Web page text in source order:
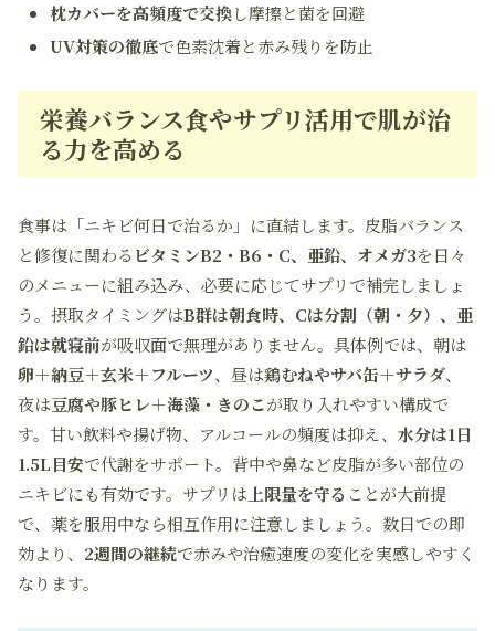
枕カバーを高頻度で交換し摩擦と菌を回避
UV対策の徹底で色素沈着と赤み残りを防止
栄養バランス食やサプリ活用で肌が治
る力を高める
食事は「ニキビ何日で治るか」に直結します。皮脂バランス
と修復に関わる ビタミンB2・B6・C、亜鉛、オメガ3を日々
のメニューに組み込み、必要に応じてサプリで補完しましょ
う。摂取タイミングはB群は朝食時、Cは分割（朝・夕）、亜
鉛は就寝前が吸収面で無理がありません。具体例では、朝は
卵＋納豆＋玄米＋フルーツ、昼は鶏むねやサバ缶＋サラダ、
夜は豆腐や豚ヒレ＋海藻・きのこが取り入れやすい構成で
す。甘い飲料や揚げ物、アルコールの頻度は抑え、 水分は1日
1.5L目安で代謝をサポート。背中や鼻など皮脂が多い部位の
ニキビにも有効です。サプリは 上限量を守る ことが大前提
で、薬を服用中なら相互作用に注意しましょう。数日での即
効より、 2週間の継続で赤みや治癒速度の変化を実感しやすく
なります。